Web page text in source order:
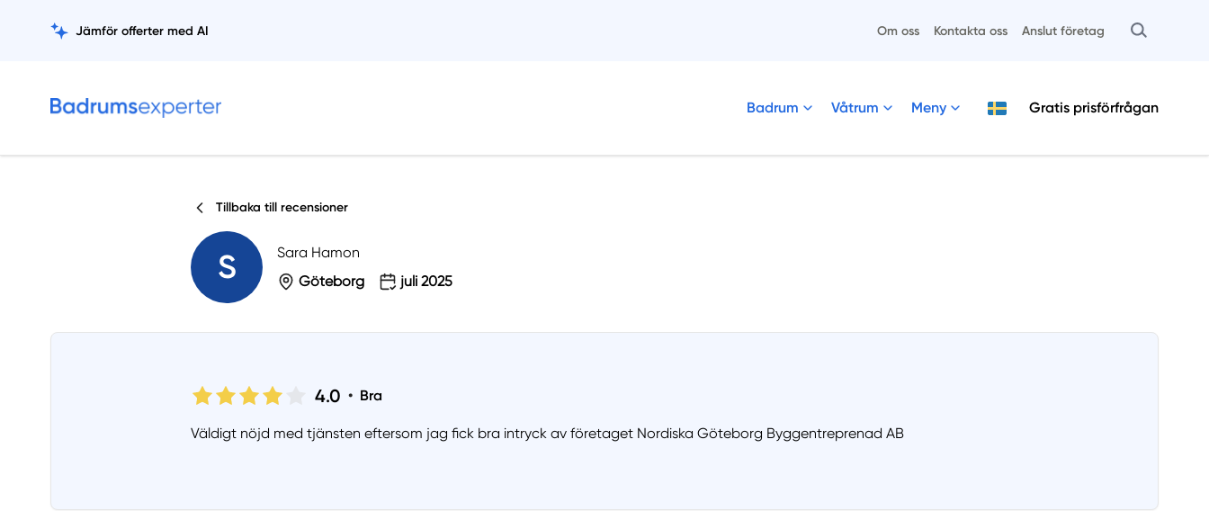
Jämför offerter med AI Om oss Kontakta oss Anslut företag
Badrum Våtrum Meny Gratis prisförfrågan
Tillbaka till recensioner
S
Sara Hamon
Göteborg
juli 2025
4.0 • Bra
Väldigt nöjd med tjänsten eftersom jag fick bra intryck av företaget Nordiska Göteborg Byggentreprenad AB